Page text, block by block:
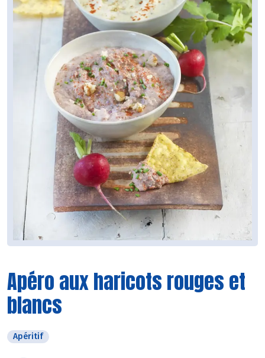
Apéro aux haricots rouges et
blancs
Apéritif